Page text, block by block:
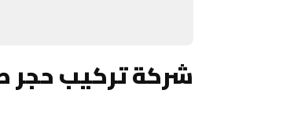
شركة تركيب حجر